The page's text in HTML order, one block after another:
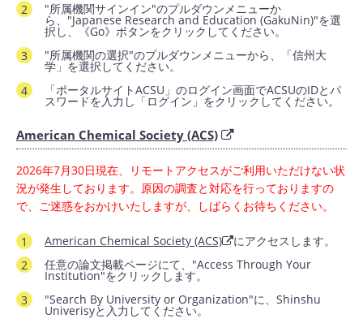
"所属機関サインイン"のプルダウンメニューか
ら、"Japanese Research and Education (GakuNin)"を選
択し、《Go》ボタンをクリックしてください。
"所属機関の選択"のプルダウンメニューから、「信州大
学」を選択してください。
「ポータルサイトACSU」のログイン画面でACSUのIDとパ
スワードを入力し「ログイン」をクリックしてください。
American Chemical Society (ACS)
2026年7月30日現在、リモートアクセスがご利用いただけない状
況が発生しております。原因の調査と対応を行っておりますの
で、ご迷惑をおかけいたしますが、しばらくお待ちください。
American Chemical Society (ACS)
にアクセスします。
任意の論文掲載ページにて、"Access Through Your
Institution"をクリックします。
"Search By University or Organization"に、Shinshu
Univerisyと入力してください。